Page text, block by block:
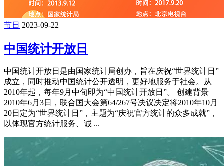
节日 2023-09-22
中国统计开放日
中国统计开放日是由国家统计局创办，旨在庆祝“世界统计日”
成立，同时推动中国统计公开透明，更好地服务于社会。从
2010年起，每年9月中旬即为“中国统计开放日”。 创建背景
2010年6月3日，联合国大会第64/267号决议决定将2010年10月
20日定为“世界统计日”，主题为“庆祝官方统计的众多成就”，
以体现官方统计服务、诚 ...